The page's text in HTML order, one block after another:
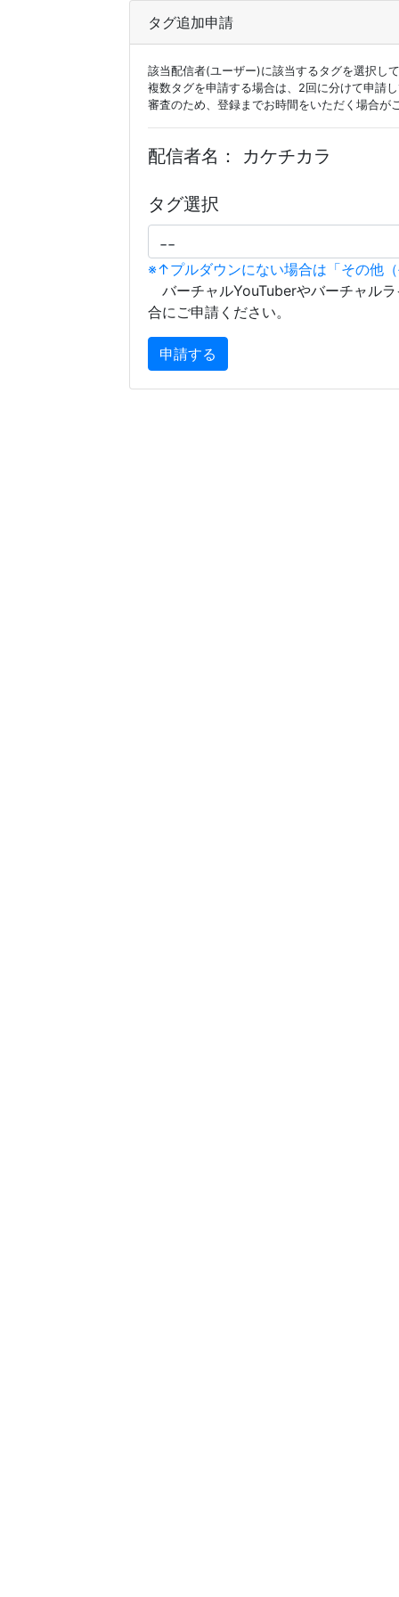
タグ追加申請
該当配信者(ユーザー)に該当するタグを選択し
複数タグを申請する場合は、2回に分けて申請
審査のため、登録までお時間をいただく場合が
配信者名： カケチカラ
タグ選択
※↑プルダウンにない場合は「その他
バーチャルYouTuberやバーチャル
合にご申請ください。
申請する